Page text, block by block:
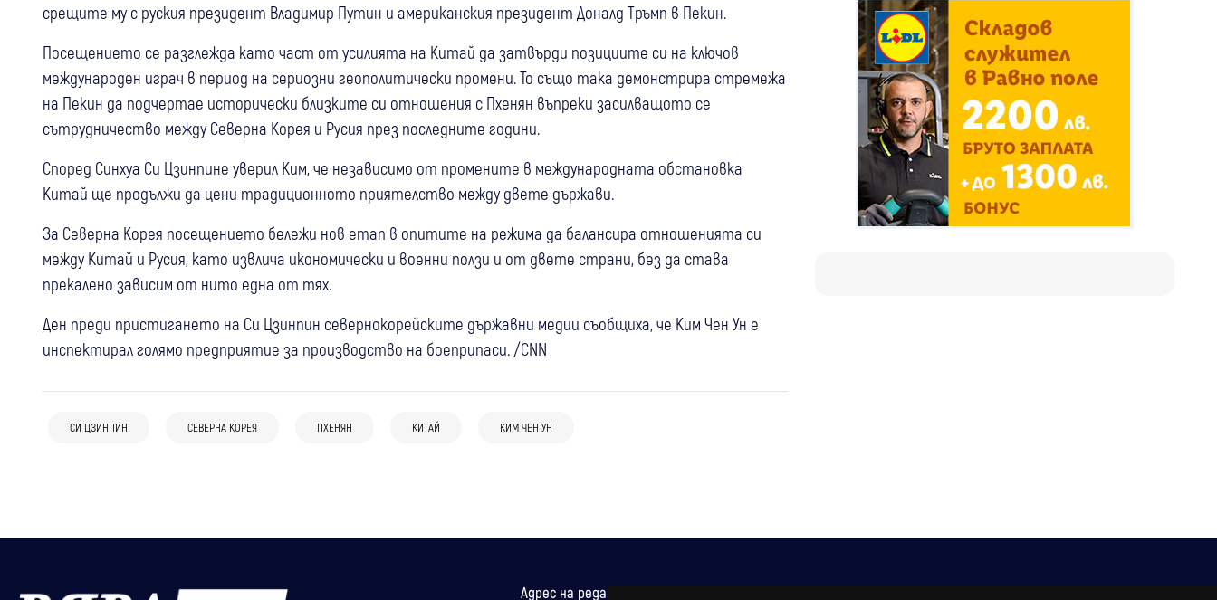
срещите му с руския президент Владимир Путин и американския президент Доналд Тръмп в Пекин.
Посещението се разглежда като част от усилията на Китай да затвърди позициите си на ключов
международен играч в период на сериозни геополитически промени. То също така демонстрира стремежа
на Пекин да подчертае исторически близките си отношения с Пхенян въпреки засилващото се
сътрудничество между Северна Корея и Русия през последните години.
Според Синхуа Си Цзинпине уверил Ким, че независимо от промените в международната обстановка
Китай ще продължи да цени традиционното приятелство между двете държави.
За Северна Корея посещението бележи нов етап в опитите на режима да балансира отношенията си
между Китай и Русия, като извлича икономически и военни ползи и от двете страни, без да става
прекалено зависим от нито една от тях.
Ден преди пристигането на Си Цзинпин севернокорейските държавни медии съобщиха, че Ким Чен Ун е
инспектирал голямо предприятие за производство на боеприпаси. /CNN
СИ ЦЗИНПИН СЕВЕРНА КОРЕЯ ПХЕНЯН КИТАЙ КИМ ЧЕН УН
16:45
(Видео) "Долфин" достигна Китай с
са евакуирани
Свят 06 авг
Украйна: Русия разполага
границата
Банско: На фокус – туризмът,
Още 30 тела бяха открити след
Свят 25 юли 17 юли
Адрес на редакцията